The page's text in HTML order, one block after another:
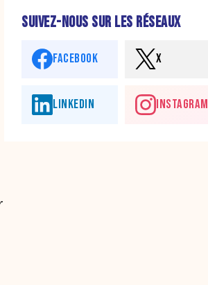
SUIVEZ-NOUS SUR LES RÉSEAUX
FACEBOOK X
LINKEDIN INSTAGRAM